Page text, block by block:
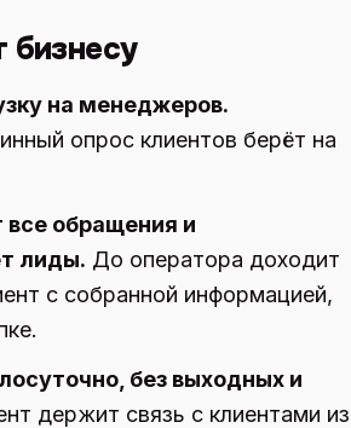
бизнесу
на менеджеров.
опрос клиентов берёт на
обращения и
лиды. До оператора доходит
с собранной информацией,
без выходных и
держит связь с клиентами из